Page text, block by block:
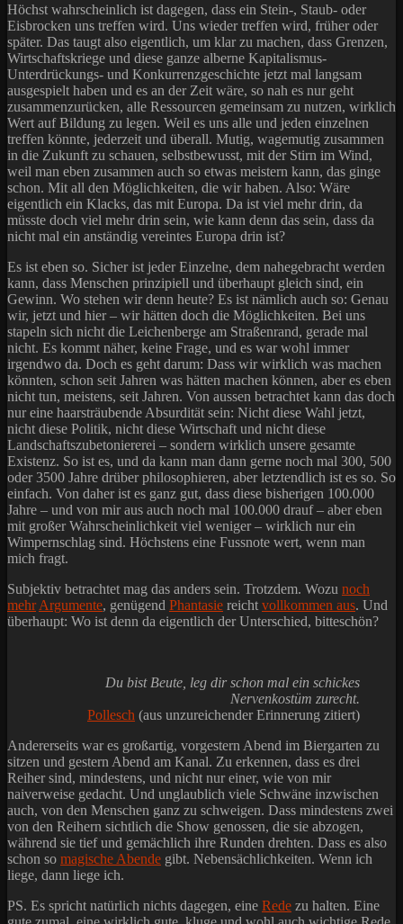
Höchst wahrscheinlich ist dagegen, dass ein Stein-, Staub- oder
Eisbrocken uns treffen wird. Uns wieder treffen wird, früher oder
später. Das taugt also eigentlich, um klar zu machen, dass Grenzen,
Wirtschaftskriege und diese ganze alberne Kapitalismus-
Unterdrückungs- und Konkurrenzgeschichte jetzt mal langsam
ausgespielt haben und es an der Zeit wäre, so nah es nur geht
zusammenzurücken, alle Ressourcen gemeinsam zu nutzen, wirklich
Wert auf Bildung zu legen. Weil es uns alle und jeden einzelnen
treffen könnte, jederzeit und überall. Mutig, wagemutig zusammen
in die Zukunft zu schauen, selbstbewusst, mit der Stirn im Wind,
weil man eben zusammen auch so etwas meistern kann, das ginge
schon. Mit all den Möglichkeiten, die wir haben. Also: Wäre
eigentlich ein Klacks, das mit Europa. Da ist viel mehr drin, da
müsste doch viel mehr drin sein, wie kann denn das sein, dass da
nicht mal ein anständig vereintes Europa drin ist?
Es ist eben so. Sicher ist jeder Einzelne, dem nahegebracht werden
kann, dass Menschen prinzipiell und überhaupt gleich sind, ein
Gewinn. Wo stehen wir denn heute? Es ist nämlich auch so: Genau
wir, jetzt und hier – wir hätten doch die Möglichkeiten. Bei uns
stapeln sich nicht die Leichenberge am Straßenrand, gerade mal
nicht. Es kommt näher, keine Frage, und es war wohl immer
irgendwo da. Doch es geht darum: Dass wir wirklich was machen
könnten, schon seit Jahren was hätten machen können, aber es eben
nicht tun, meistens, seit Jahren. Von aussen betrachtet kann das doch
nur eine haarsträubende Absurdität sein: Nicht diese Wahl jetzt,
nicht diese Politik, nicht diese Wirtschaft und nicht diese
Landschaftszubetoniererei – sondern wirklich unsere gesamte
Existenz. So ist es, und da kann man dann gerne noch mal 300, 500
oder 3500 Jahre drüber philosophieren, aber letztendlich ist es so. So
einfach. Von daher ist es ganz gut, dass diese bisherigen 100.000
Jahre – und von mir aus auch noch mal 100.000 drauf – aber eben
mit großer Wahrscheinlichkeit viel weniger – wirklich nur ein
Wimpernschlag sind. Höchstens eine Fussnote wert, wenn man
mich fragt.
Subjektiv betrachtet mag das anders sein. Trotzdem. Wozu noch
mehr Argumente, genügend Phantasie reicht vollkommen aus. Und
überhaupt: Wo ist denn da eigentlich der Unterschied, bitteschön?
Du bist Beute, leg dir schon mal ein schickes
Nervenkostüm zurecht.
Pollesch (aus unzureichender Erinnerung zitiert)
Andererseits war es großartig, vorgestern Abend im Biergarten zu
sitzen und gestern Abend am Kanal. Zu erkennen, dass es drei
Reiher sind, mindestens, und nicht nur einer, wie von mir
naiverweise gedacht. Und unglaublich viele Schwäne inzwischen
auch, von den Menschen ganz zu schweigen. Dass mindestens zwei
von den Reihern sichtlich die Show genossen, die sie abzogen,
während sie tief und gemächlich ihre Runden drehten. Dass es also
schon so magische Abende gibt. Nebensächlichkeiten. Wenn ich
liege, dann liege ich.
PS. Es spricht natürlich nichts dagegen, eine Rede zu halten. Eine